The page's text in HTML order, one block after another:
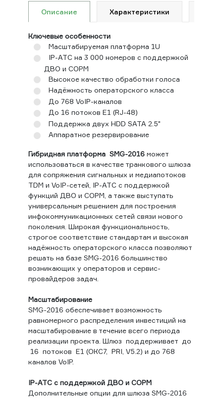
Описание Характеристики
Ключевые особенности
Масштабируемая платформа 1U
IP-АТС на 3 000 номеров с поддержкой
ДВО и СОРМ
Высокое качество обработки голоса
Надёжность операторского класса
До 768 VoIP-каналов
До 16 потоков Е1 (RJ-48)
Поддержка двух HDD SATA 2.5"
Аппаратное резервирование
Гибридная платформа SMG-2016может
использоваться в качестве транкового шлюза
для сопряжения сигнальных и медиапотоков
TDM и VoIP-сетей, IP-АТС с поддержкой
функций ДВО и СОРМ, а также выступать
универсальным решением для построения
инфокоммуникационных сетей связи нового
поколения. Широкая функциональность,
строгое соответствие стандартам и высокая
надёжность операторского класса позволяют
решать на базе SMG-2016 большинство
возникающих у операторов и сервис-
провайдеров задач.
Масштабирование
SMG-2016 обеспечивает возможность
равномерного распределения инвестиций на
масштабирование в течение всего периода
реализации проекта. Шлюз поддерживает до
16 потоков Е1 (ОКС7, PRI, V5.2) и до 768
каналов VoIP.
IP-АТС c поддержкой ДВО и СОРМ
Дополнительные опции для шлюза SMG-2016